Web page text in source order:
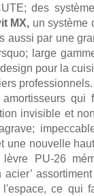
des
MX, un système
aussi par une
large
pour la
qui
invisible et
nouvelle
PU-26
ce qui